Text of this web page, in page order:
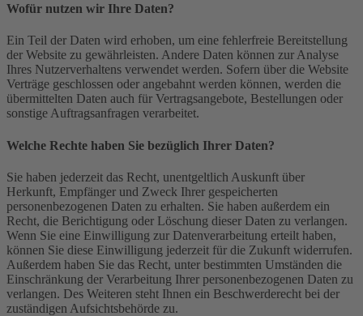
Wofür nutzen wir Ihre Daten?
Ein Teil der Daten wird erhoben, um eine fehlerfreie Bereitstellung
der Website zu gewährleisten. Andere Daten können zur Analyse
Ihres Nutzerverhaltens verwendet werden. Sofern über die Website
Verträge geschlossen oder angebahnt werden können, werden die
übermittelten Daten auch für Vertragsangebote, Bestellungen oder
sonstige Auftragsanfragen verarbeitet.
Welche Rechte haben Sie bezüglich Ihrer Daten?
Sie haben jederzeit das Recht, unentgeltlich Auskunft über
Herkunft, Empfänger und Zweck Ihrer gespeicherten
personenbezogenen Daten zu erhalten. Sie haben außerdem ein
Recht, die Berichtigung oder Löschung dieser Daten zu verlangen.
Wenn Sie eine Einwilligung zur Datenverarbeitung erteilt haben,
können Sie diese Einwilligung jederzeit für die Zukunft widerrufen.
Außerdem haben Sie das Recht, unter bestimmten Umständen die
Einschränkung der Verarbeitung Ihrer personenbezogenen Daten zu
verlangen. Des Weiteren steht Ihnen ein Beschwerderecht bei der
zuständigen Aufsichtsbehörde zu.